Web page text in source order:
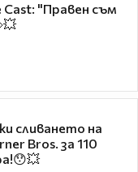
Cast: "Правен съм
сливането на
Bros. за 110